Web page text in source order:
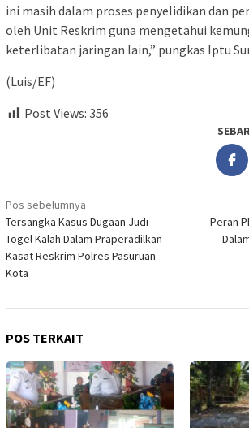
ini masih dalam proses penyelidikan dan
oleh Unit Reskrim guna mengetahui
keterlibatan jaringan lain,” pungkas Iptu
(Luis/EF)
Post Views: 356
Navigasi
pos
Pos sebelumnya
Tersangka Kasus Dugaan Judi
Togel Kalah Dalam Praperadilkan
Kasat Reskrim Polres Pasuruan
Kota
Peran
POS TERKAIT